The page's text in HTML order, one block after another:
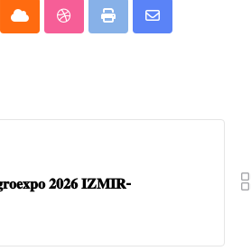
Cloud StumbleUpon
Print
Share
𝟐𝟎𝟐𝟔 𝐈𝐙𝐌𝐈𝐑-